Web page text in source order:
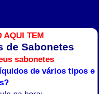
AQUI TEM
de Sabonetes
sabonetes
de vários tipos e